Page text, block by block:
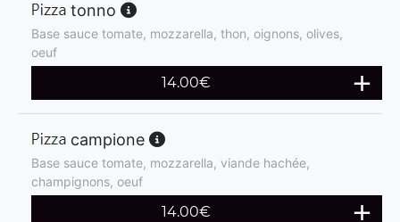
tonno
Base sauce tomate, mozzarella, thon, oignons, olives,
oeuf
14.00€
campione
Base sauce tomate, mozzarella, viande hachée,
champignons, oeuf
14.00€